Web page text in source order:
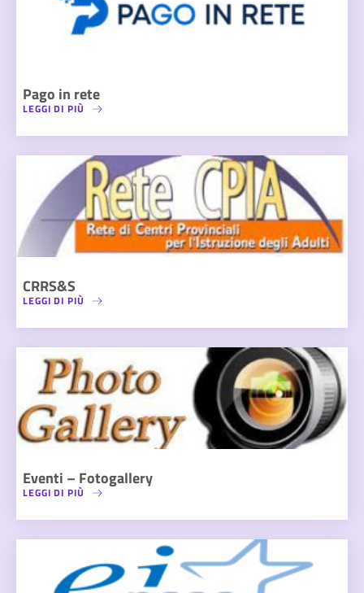
Pago in rete
LEGGI DI PIÙ
CRRS&S
LEGGI DI PIÙ
Eventi – Fotogallery
LEGGI DI PIÙ